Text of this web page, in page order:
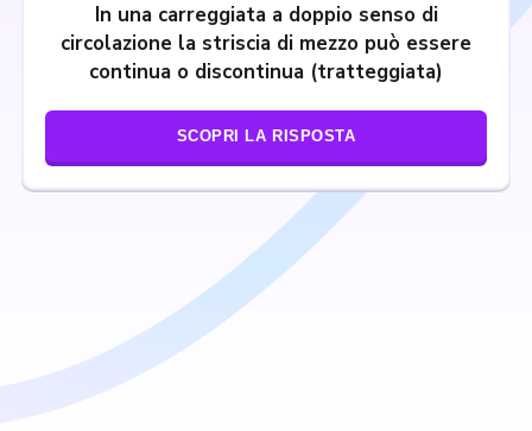
In una carreggiata a doppio senso di
circolazione la striscia di mezzo può essere
continua o discontinua (tratteggiata)
SCOPRI LA RISPOSTA